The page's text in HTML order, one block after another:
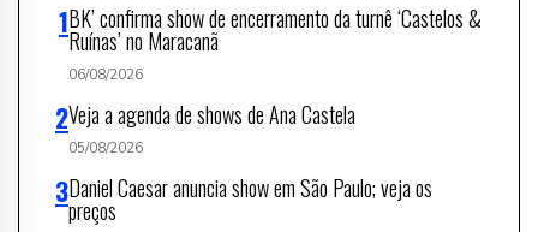
BK’ confirma show de encerramento da turnê ‘Castelos &
Ruínas’ no Maracanã
06/08/2026
Veja a agenda de shows de Ana Castela
05/08/2026
Daniel Caesar anuncia show em São Paulo; veja os
preços